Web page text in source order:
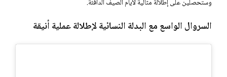
وستحصلين على إطلالة مثالية لأيام الصيف الدافئة.
السروال الواسع مع البدلة النسائية لإطلالة عملية أنيقة